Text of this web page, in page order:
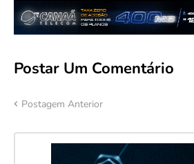
Postar Um Comentário
Postagem Anterior